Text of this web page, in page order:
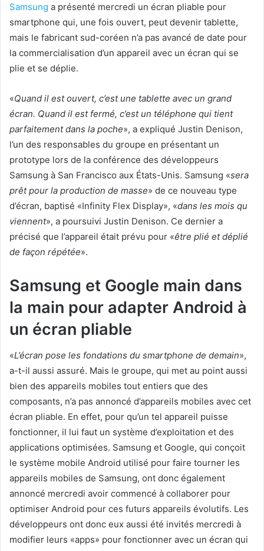
Samsung a présenté mercredi un écran pliable pour
smartphone qui, une fois ouvert, peut devenir tablette,
mais le fabricant sud-coréen n’a pas avancé de date pour
la commercialisation d’un appareil avec un écran qui se
plie et se déplie.
«Quand il est ouvert, c’est une tablette avec un grand
écran. Quand il est fermé, c’est un téléphone qui tient
parfaitement dans la poche», a expliqué Justin Denison,
l’un des responsables du groupe en présentant un
prototype lors de la conférence des développeurs
Samsung à San Francisco aux États-Unis. Samsung «sera
prêt pour la production de masse» de ce nouveau type
d’écran, baptisé «Infinity Flex Display», «dans les mois qu
viennent», a poursuivi Justin Denison. Ce dernier a
précisé que l’appareil était prévu pour «être plié et déplié
de façon répétée».
Samsung et Google main dans
la main pour adapter Android à
un écran pliable
«L’écran pose les fondations du smartphone de demain»,
a-t-il aussi assuré. Mais le groupe, qui met au point aussi
bien des appareils mobiles tout entiers que des
composants, n’a pas annoncé d’appareils mobiles avec cet
écran pliable. En effet, pour qu’un tel appareil puisse
fonctionner, il lui faut un système d’exploitation et des
applications optimisées. Samsung et Google, qui conçoit
le système mobile Android utilisé pour faire tourner les
appareils mobiles de Samsung, ont donc également
annoncé mercredi avoir commencé à collaborer pour
optimiser Android pour ces futurs appareils évolutifs. Les
développeurs ont donc eux aussi été invités mercredi à
modifier leurs «apps» pour fonctionner avec un écran qui